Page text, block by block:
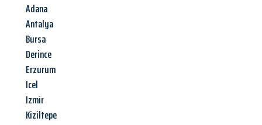
Adana
Antalya
Bursa
Derince
Erzurum
Icel
Izmir
Kiziltepe